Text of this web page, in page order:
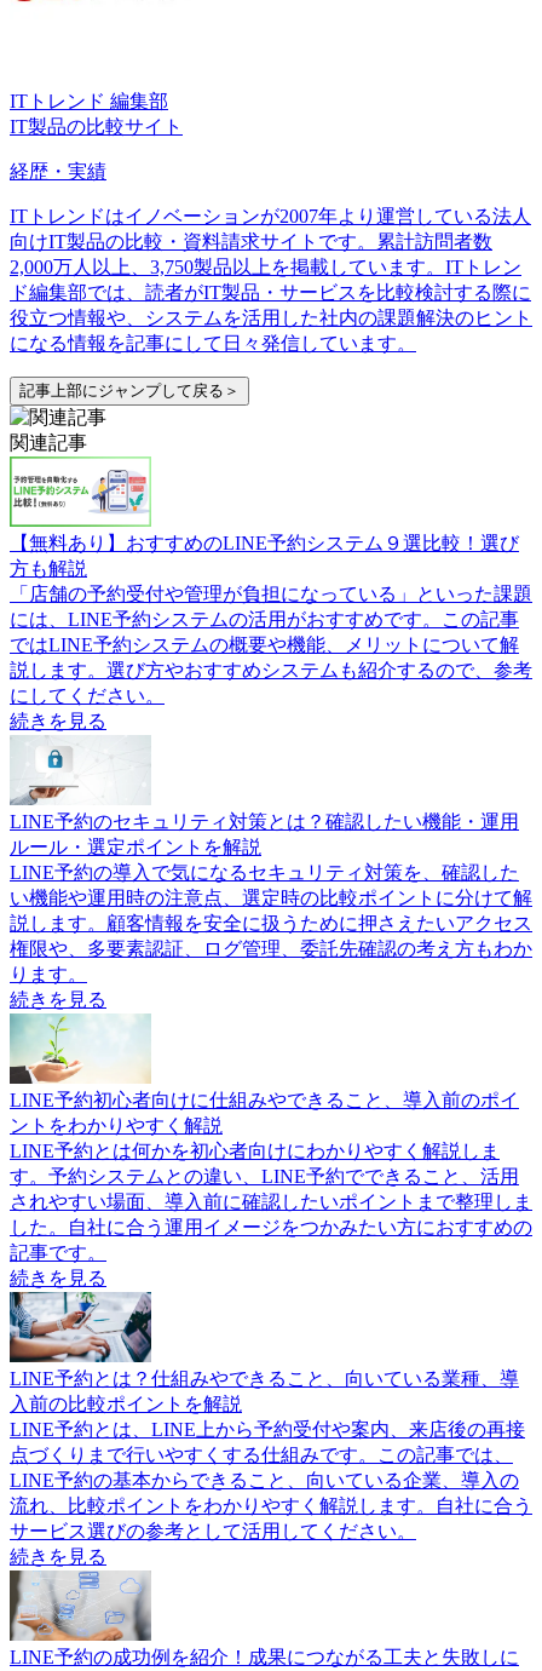
ITトレンド 編集部
IT製品の比較サイト
経歴・実績
ITトレンドはイノベーションが2007年より運営している法人
向けIT製品の比較・資料請求サイトです。累計訪問者数
2,000万人以上、3,750製品以上を掲載しています。ITトレン
ド編集部では、読者がIT製品・サービスを比較検討する際に
役立つ情報や、システムを活用した社内の課題解決のヒント
になる情報を記事にして日々発信しています。
記事上部にジャンプして戻る＞
関連記事
【無料あり】おすすめのLINE予約システム９選比較！選び
方も解説
「店舗の予約受付や管理が負担になっている」といった課題
には、LINE予約システムの活用がおすすめです。この記事
ではLINE予約システムの概要や機能、メリットについて解
説します。選び方やおすすめシステムも紹介するので、参考
にしてください。
続きを見る
LINE予約のセキュリティ対策とは？確認したい機能・運用
ルール・選定ポイントを解説
LINE予約の導入で気になるセキュリティ対策を、確認した
い機能や運用時の注意点、選定時の比較ポイントに分けて解
説します。顧客情報を安全に扱うために押さえたいアクセス
権限や、多要素認証、ログ管理、委託先確認の考え方もわか
ります。
続きを見る
LINE予約初心者向けに仕組みやできること、導入前のポイ
ントをわかりやすく解説
LINE予約とは何かを初心者向けにわかりやすく解説しま
す。予約システムとの違い、LINE予約でできること、活用
されやすい場面、導入前に確認したいポイントまで整理しま
した。自社に合う運用イメージをつかみたい方におすすめの
記事です。
続きを見る
LINE予約とは？仕組みやできること、向いている業種、導
入前の比較ポイントを解説
LINE予約とは、LINE上から予約受付や案内、来店後の再接
点づくりまで行いやすくする仕組みです。この記事では、
LINE予約の基本からできること、向いている企業、導入の
流れ、比較ポイントをわかりやすく解説します。自社に合う
サービス選びの参考として活用してください。
続きを見る
LINE予約の成功例を紹介！成果につながる工夫と失敗しに